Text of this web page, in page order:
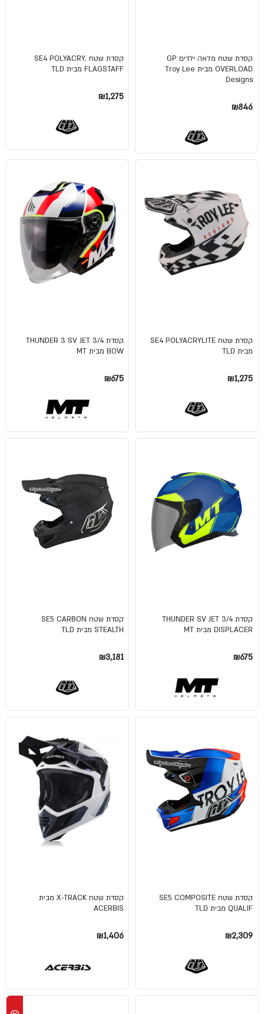
קסדת שטח מלאה ילדים GP
OVERLOAD מבית Troy Lee
Designs
₪846
קסדת שטח SE4 POLYACRY.
FLAGSTAFF מבית TLD
₪1,275
קסדת שטח SE4 POLYACRYLITE
מבית TLD
₪1,275
קסדת 3/4 THUNDER 3 SV JET
BOW מבית MT
₪675
קסדת 3/4 THUNDER SV JET
DISPLACER מבית MT
₪675
קסדת שטח SE5 CARBON
STEALTH מבית TLD
₪3,181
קסדת שטח SE5 COMPOSITE
QUALIF מבית TLD
₪2,309
קסדת שטח X-TRACK מבית
ACERBIS
₪1,406